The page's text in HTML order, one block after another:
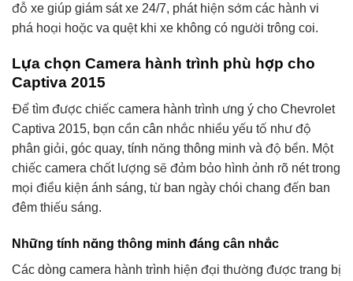
đỗ xe giúp giám sát xe 24/7, phát hiện sớm các hành vi
phá hoại hoặc va quệt khi xe không có người trông coi.
Lựa chọn Camera hành trình phù hợp cho
Captiva 2015
Để tìm được chiếc camera hành trình ưng ý cho Chevrolet
Captiva 2015, bạn cần cân nhắc nhiều yếu tố như độ
phân giải, góc quay, tính năng thông minh và độ bền. Một
chiếc camera chất lượng sẽ đảm bảo hình ảnh rõ nét trong
mọi điều kiện ánh sáng, từ ban ngày chói chang đến ban
đêm thiếu sáng.
Những tính năng thông minh đáng cân nhắc
Các dòng camera hành trình hiện đại thường được trang bị